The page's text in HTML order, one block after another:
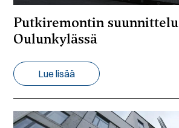
Putkiremontin suunnittelu
Oulunkylässä
Lue lisää